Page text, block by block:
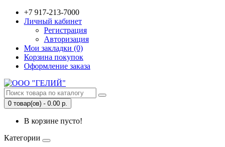
+7 917-213-7000
Личный кабинет
Регистрация
Авторизация
Мои закладки (0)
Корзина покупок
Оформление заказа
0 товар(ов) - 0.00 р.
В корзине пусто!
Категории